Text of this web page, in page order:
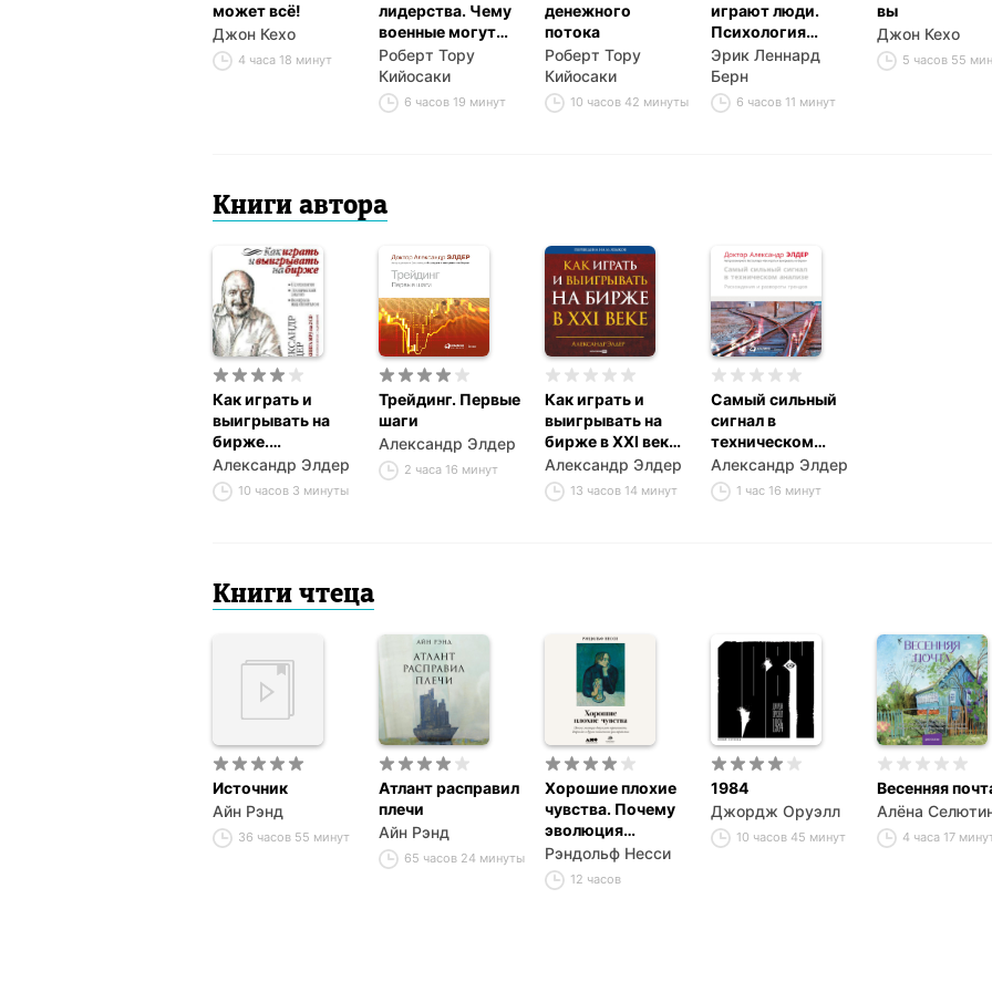
может всё!
Джон Кехо
4 часа 18 минут
лидерства. Чему
военные могут
научить бизнес-
лидеров
Роберт Тору
Кийосаки
6 часов 19 минут
денежного
потока
Роберт Тору
Кийосаки
10 часов 42 минуты
играют люди.
Психология
человеческих
взаимоотношений
Эрик Леннард
Берн
6 часов 11 минут
вы
Джон Кехо
5 часов 55
Книги автора
Как играть и
выигрывать на
бирже.
Психология.
Технический
анализ. Контроль
Александр Элдер
10 часов 3 минуты
Трейдинг. Первые
шаги
Александр Элдер
2 часа 16 минут
Как играть и
выигрывать на
бирже в XXI веке:
Психология.
Дисциплина.
Торговые
Александр Элдер
13 часов 14 минут
Самый сильный
сигнал в
техническом
анализе:
Расхождения и
развороты
Александр Элдер
1 час 16 минут
Книги чтеца
Источник
Айн Рэнд
36 часов 55 минут
Атлант расправил
плечи
Айн Рэнд
65 часов 24 минуты
Хорошие плохие
чувства. Почему
эволюция
допускает
тревожность,
депрессию и
Рэндольф Несси
12 часов
1984
Джордж Оруэлл
10 часов 45 минут
Весенняя
Алёна
4 часа 17